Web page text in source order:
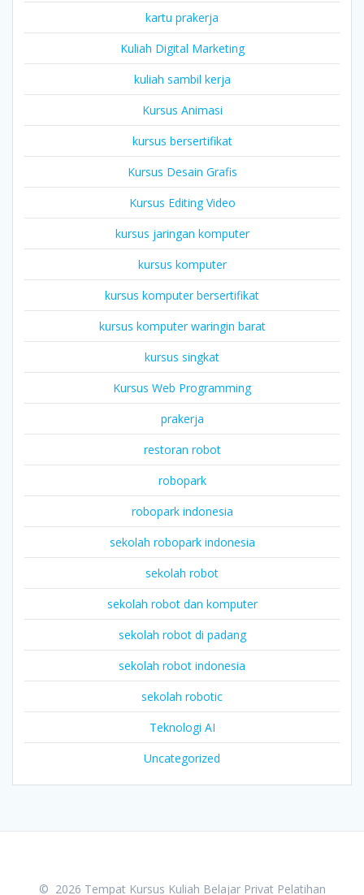
kartu prakerja
Kuliah Digital Marketing
kuliah sambil kerja
Kursus Animasi
kursus bersertifikat
Kursus Desain Grafis
Kursus Editing Video
kursus jaringan komputer
kursus komputer
kursus komputer bersertifikat
kursus komputer waringin barat
kursus singkat
Kursus Web Programming
prakerja
restoran robot
robopark
robopark indonesia
sekolah robopark indonesia
sekolah robot
sekolah robot dan komputer
sekolah robot di padang
sekolah robot indonesia
sekolah robotic
Teknologi AI
Uncategorized
© 2026 Tempat Kursus Kuliah Belajar Privat Pelatihan